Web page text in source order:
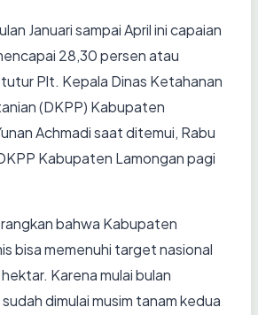
Januari sampai April ini capaian
28,30 persen atau
Plt. Kepala Dinas Ketahanan
(DKPP) Kabupaten
Achmadi saat ditemui, Rabu
Kabupaten Lamongan pagi
bahwa Kabupaten
bisa memenuhi target nasional
Karena mulai bulan
dimulai musim tanam kedua